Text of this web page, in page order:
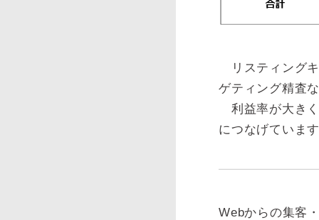
リスティングキ
ゲティング精査
利益率が大きく
につなげていま
Webからの集客